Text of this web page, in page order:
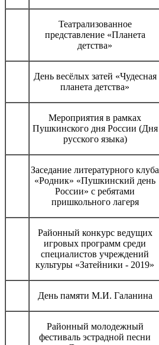
Театрализованное
представление «Планета
детства»
День весёлых затей «Чудесная
планета детства»
Мероприятия в рамках
Пушкинского дня России (Дня
русского языка)
Заседание литературного клуба
«Родник» «Пушкинский день
России» с ребятами
пришкольного лагеря
Районный конкурс ведущих
игровых программ среди
специалистов учреждений
культуры «Затейники - 2019»
День памяти М.И. Галанина
Районный молодежный
фестиваль эстрадной песни